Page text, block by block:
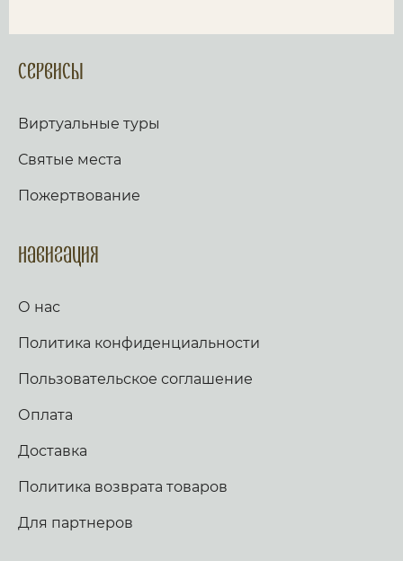
Сервисы
Виртуальные туры
Святые места
Пожертвование
Навигация
О нас
Политика конфиденциальности
Пользовательское соглашение
Оплата
Доставка
Политика возврата товаров
Для партнеров